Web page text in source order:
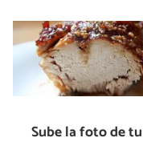
Sube la foto de tu